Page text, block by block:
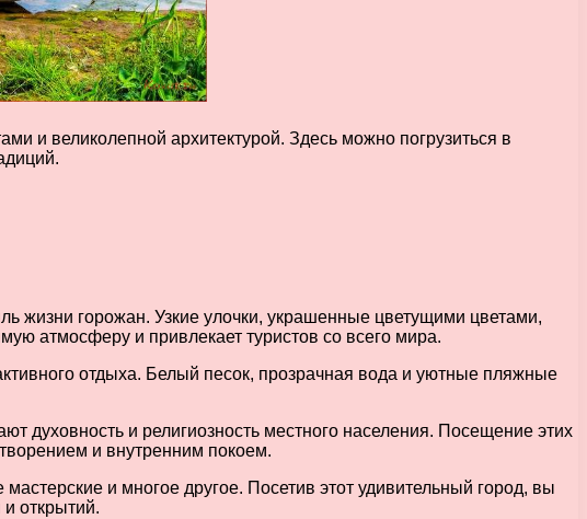
и великолепной архитектурой. Здесь можно погрузиться в
жизни горожан. Узкие улочки, украшенные цветущими цветами,
атмосферу и привлекает туристов со всего мира.
отдыха. Белый песок, прозрачная вода и уютные пляжные
и религиозность местного населения. Посещение этих
и внутренним покоем.
и многое другое. Посетив этот удивительный город, вы
открытий.